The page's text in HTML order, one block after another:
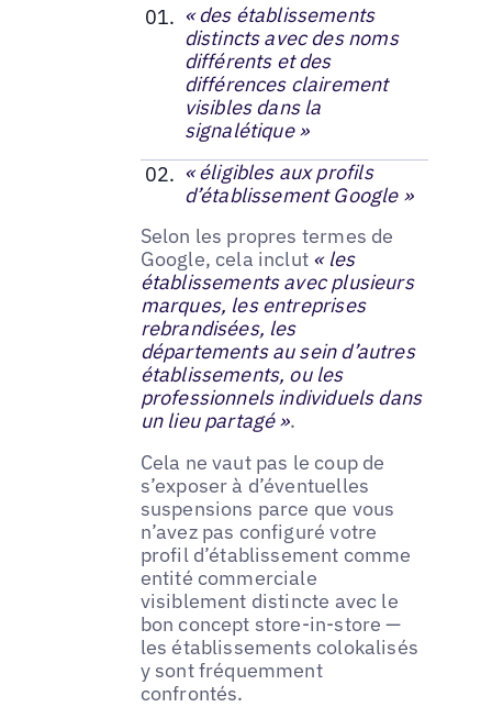
« des établissements
distincts avec des noms
différents et des
différences clairement
visibles dans la
signalétique »
« éligibles aux profils
d’établissement Google »
Selon les propres termes de
Google, cela inclut « les
établissements avec plusieurs
marques, les entreprises
rebrandisées, les
départements au sein d’autres
établissements, ou les
professionnels individuels dans
un lieu partagé ».
Cela ne vaut pas le coup de
s’exposer à d’éventuelles
suspensions parce que vous
n’avez pas configuré votre
profil d’établissement comme
entité commerciale
visiblement distincte avec le
bon concept store-in-store —
les établissements colokalisés
y sont fréquemment
confrontés.